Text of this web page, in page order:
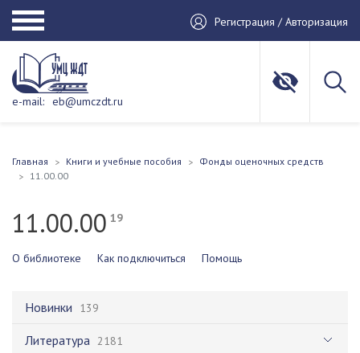
Регистрация / Авторизация
e-mail: eb@umczdt.ru
Главная Книги и учебные пособия
Фонды оценочных средств
11.00.00
11.00.0019
О библиотеке Как подключиться Помощь
Новинки 139
Литература 2181